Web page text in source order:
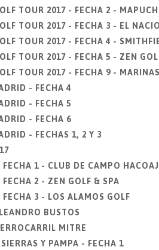
TOUR 2017 - FECHA 2 -
TOUR 2017 - FECHA 3 - EL
TOUR 2017 - FECHA 4 -
TOUR 2017 - FECHA 5 - ZEN
TOUR 2017 - FECHA 9 -
- FECHA 4
- FECHA 5
- FECHA 6
- FECHAS 1, 2 Y 3
1 - CLUB DE CAMPO HACOAJ
2 - ZEN GOLF & SPA
3 - LOS ALAMOS GOLF
BUSTOS
MITRE
Y PAMPA - FECHA 1